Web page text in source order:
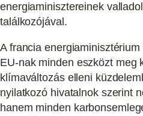
energiaminisztereinek
találkozójával.
A francia
EU-nak minden eszközt meg
klímaváltozás elleni
nyilatkozó hivatalnok szerint
hanem minden